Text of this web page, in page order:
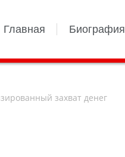
Главная Биография
захват денег